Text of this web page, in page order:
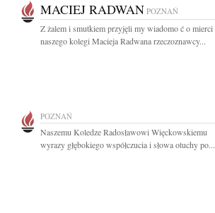
MACIEJ RADWAN POZNAŃ
Z żalem i smutkiem przyjęli my wiadomo ć o mierci
naszego kolegi Macieja Radwana rzeczoznawcy...
POZNAŃ
Naszemu Koledze Radosławowi Więckowskiemu
wyrazy głębokiego współczucia i słowa otuchy po...